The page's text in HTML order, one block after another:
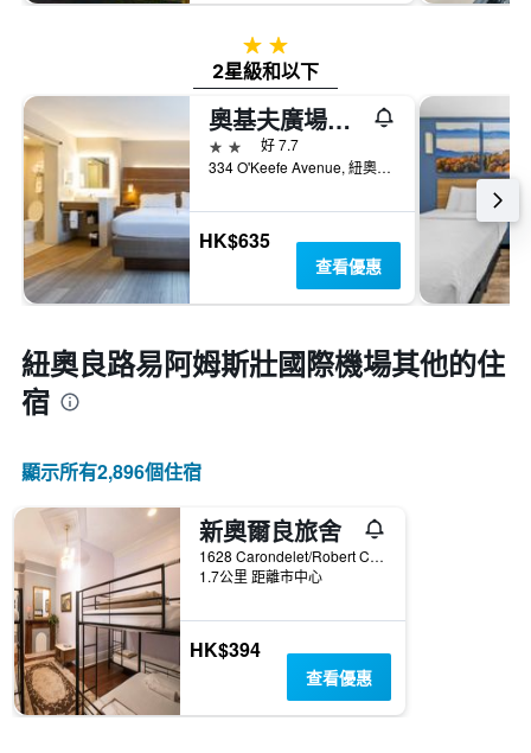
2星級
2星級和以下
奧基夫廣場酒店
2星級
好 7.7
334 O'Keefe Avenue, 紐奧良, LA, 美國
HK$635
查看優惠
紐奧良路易阿姆斯壯國際機場​其他的住
宿
顯示所有2,896​個住宿
新奧爾良旅舍
1628 Carondelet/Robert C. Blakes Sr. Dr, 紐奧良, LA, 美國
1.7公里 距離市中心
HK$394
查看優惠